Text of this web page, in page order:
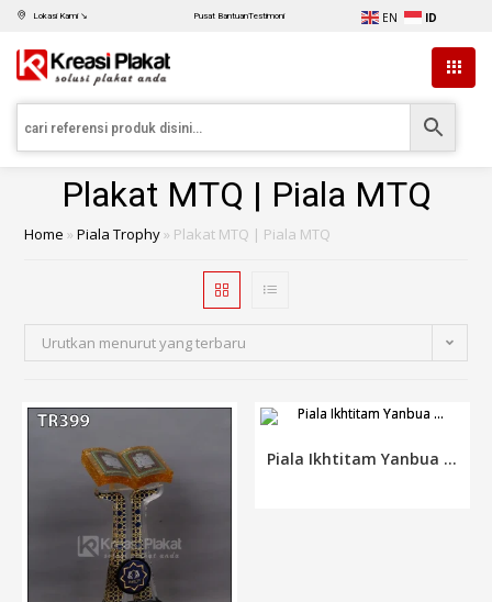
Lokasi Kami ↘ Pusat BantuanTestimoni EN ID
Plakat MTQ | Piala MTQ
Home »Piala Trophy» Plakat MTQ | Piala MTQ
Urutkan menurut yang terbaru
Piala Ikhtitam Yanbua ...